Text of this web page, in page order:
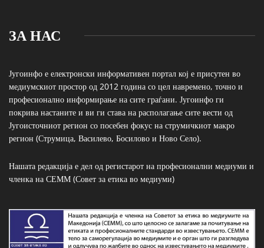
ЗА НАС
Југоинфо е електронски информативен портал кој е присутен во
медиумскиот простор од 2012 година со цел навремено, точно и
професионално информирање на сите граѓани. Југоинфо ги
покрива настаните и ви ги става на располагање сите вести од
Југоисточниот регион со посебен фокус на струмичкиот макро
регион (Струмица, Василево, Босилово и Ново Село).
Нашата редакција е дел од регистарот на професионални медиуми и
членка на СЕММ (Совет за етика во медиуми)